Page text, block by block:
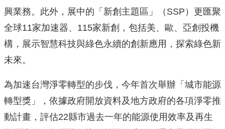
興業務。此外，展中的「新創主題區」（SSP）更匯聚
全球11家加速器、115家新創，包括美、歐、亞創投機
構，展示智慧科技與綠色永續的創新應用，探索綠色新
未來。
為加速台灣淨零轉型的步伐，今年首次舉辦「城市能源
轉型獎」，依據政府開放資料及地方政府的各項淨零推
動計畫，評估22縣市過去一年的能源使用效率及再生